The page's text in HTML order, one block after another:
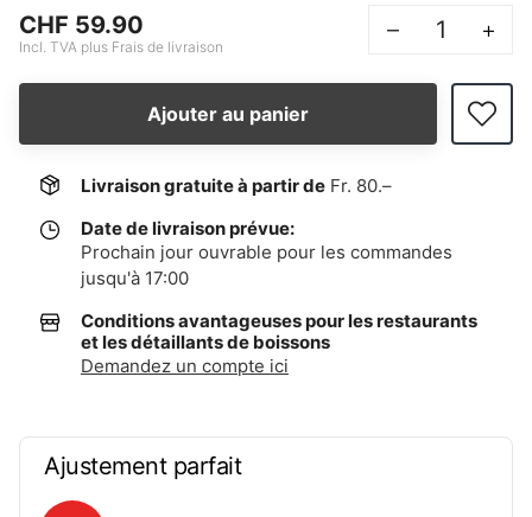
CHF 59.90
Incl. TVA plus Frais de livraison
– +
Ajouter au panier
Livraison gratuite à partir de Fr. 80.–
Date de livraison prévue:
Prochain jour ouvrable pour les commandes
jusqu'à 17:00
Conditions avantageuses pour les restaurants
et les détaillants de boissons
Demandez un compte ici
Ajustement parfait